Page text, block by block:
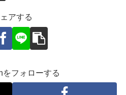
アする
をフォローする